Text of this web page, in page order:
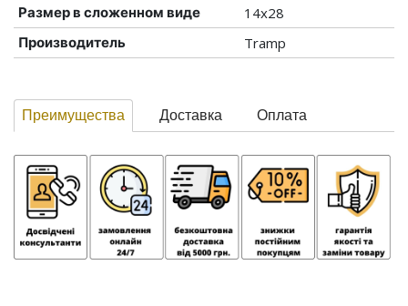
Размер в сложенном виде 14х28
Производитель Tramp
Преимущества Доставка Оплата